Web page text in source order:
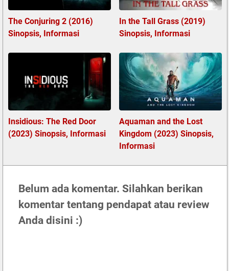
The Conjuring 2 (2016)
Sinopsis, Informasi
In the Tall Grass (2019)
Sinopsis, Informasi
Insidious: The Red Door
(2023) Sinopsis, Informasi
Aquaman and the Lost
Kingdom (2023) Sinopsis,
Informasi
Belum ada komentar. Silahkan berikan
komentar tentang pendapat atau review
Anda disini :)